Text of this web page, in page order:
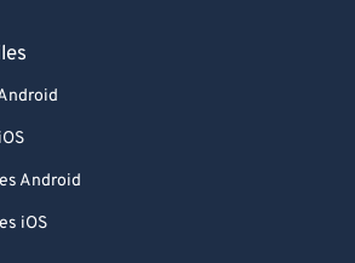
Android
iOS